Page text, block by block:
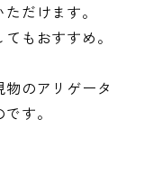
だけます。
もおすすめ。
のアリゲータ
す。